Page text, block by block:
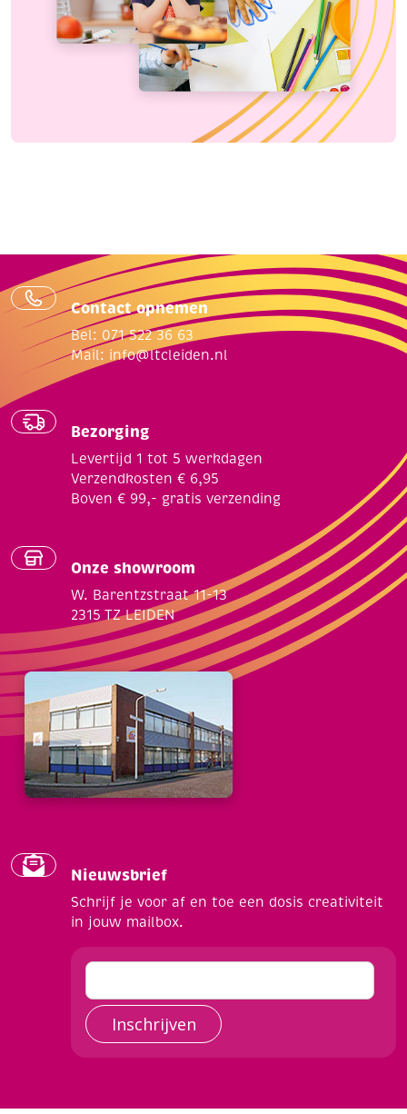
Contact opnemen
Bel: 071 522 36 63
Mail: info@ltcleiden.nl
Bezorging
Levertijd 1 tot 5 werkdagen
Verzendkosten € 6,95
Boven € 99,- gratis verzending
Onze showroom
W. Barentzstraat 11-13
2315 TZ LEIDEN
Nieuwsbrief
Schrijf je voor af en toe een dosis creativiteit
in jouw mailbox.
Inschrijven